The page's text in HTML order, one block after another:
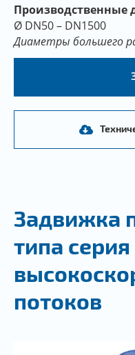
Производственные
Ø DN50 – DN1500
Диаметры большего
Задвижка
типа серия
потоков